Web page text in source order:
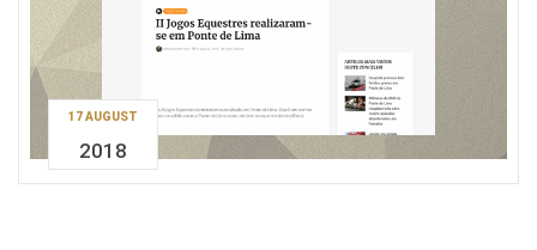
17 AUGUST
2018